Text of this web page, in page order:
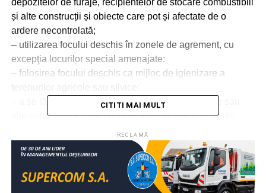
depozitelor de furaje, recipientelor de stocare combustibili
și alte construcții și obiecte care pot și afectate de o
ardere necontrolată;
– utilizarea focului deschis în zonele de agrement, cu
excepţia locurilor special amenajate:
– folosirea focului deschis ca mijloc de igienizare a
– a se lăsa la îndemâna copiilor chibrituri, brichete sau
alte surse de foc care prin joacă pot provoca incendii;
– arderea materialului de orice natură pe vânt;
– pe timpul arderii, lăsarea nesupravegheată a focului;
Pompierii argeșeni vă reamintesc, totodată, și distanţele
minime la care se poate face focul:
CITITI MAI MULT
RECLAMĂ